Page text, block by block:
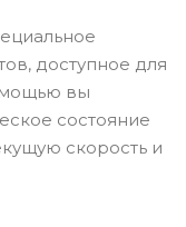
доступное для
вы
состояние
скорость и